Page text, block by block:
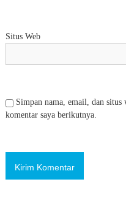
Situs Web
Simpan nama, email, dan situs
komentar saya berikutnya.